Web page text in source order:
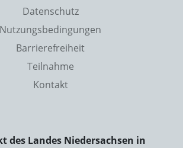
Datenschutz
Nutzungsbedingungen
Barrierefreiheit
Teilnahme
Kontakt
des Landes Niedersachsen in